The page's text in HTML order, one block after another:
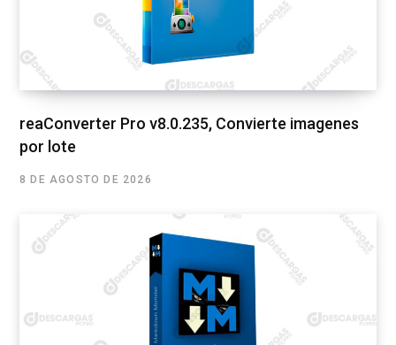
reaConverter Pro v8.0.235, Convierte imagenes
por lote
8 DE AGOSTO DE 2026